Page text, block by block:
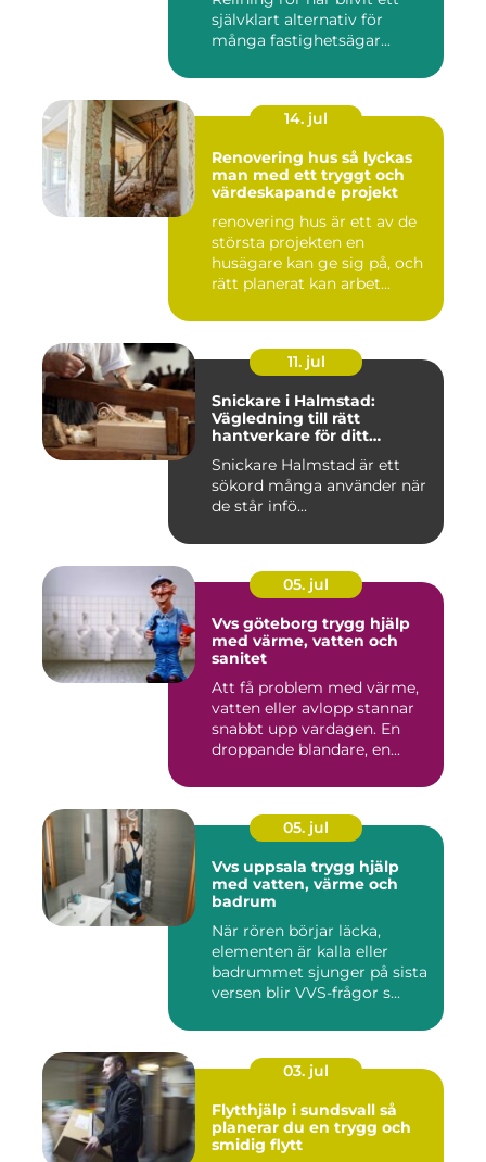
självklart alternativ för
många fastighetsägar...
14. jul
Renovering hus så lyckas
man med ett tryggt och
värdeskapande projekt
renovering hus är ett av de
största projekten en
husägare kan ge sig på, och
rätt planerat kan arbet...
11. jul
Snickare i Halmstad:
Vägledning till rätt
hantverkare för ditt
Snickare Halmstad är ett
sökord många använder när
de står infö...
05. jul
Vvs göteborg trygg hjälp
med värme, vatten och
sanitet
Att få problem med värme,
vatten eller avlopp stannar
snabbt upp vardagen. En
droppande blandare, en...
05. jul
Vvs uppsala trygg hjälp
med vatten, värme och
badrum
När rören börjar läcka,
elementen är kalla eller
badrummet sjunger på sista
versen blir VVS-frågor s...
03. jul
Flytthjälp i sundsvall så
planerar du en trygg och
smidig flytt